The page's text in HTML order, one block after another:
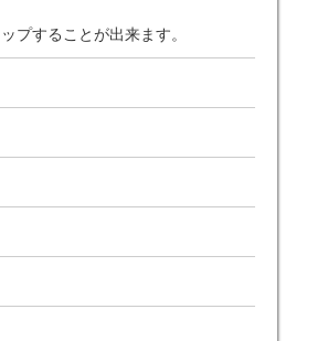
することが出来ます。